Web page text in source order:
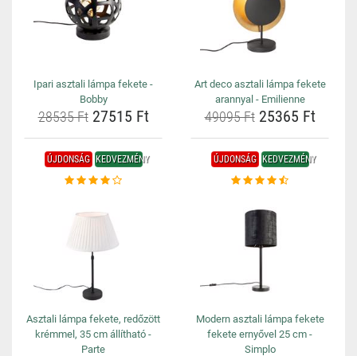
Ipari asztali lámpa fekete -
Bobby
28535 Ft27515 Ft
Art deco asztali lámpa fekete
arannyal - Emilienne
49095 Ft25365 Ft
ÚJDONSÁG KEDVEZMÉNY
Asztali lámpa fekete, redőzött
krémmel, 35 cm állítható -
Parte
ÚJDONSÁG KEDVEZMÉNY
Modern asztali lámpa fekete
fekete ernyővel 25 cm -
Simplo